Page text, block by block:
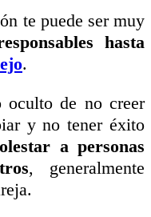
te puede ser muy
hasta
.
oculto de no creer
y no tener éxito
a personas
, generalmente